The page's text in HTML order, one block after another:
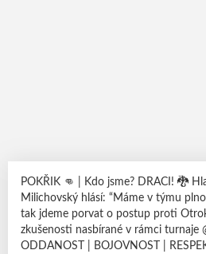
POKŘIK 👊 | Kdo jsme? DRACI! 🐉 Hlavní trenér Honza
Milichovský hlásí: “Máme v týmu
tak jdeme porvat o postup proti
zkušenosti nasbírané v rámci turnaje
ODDANOST | BOJOVNOST | RESPEKT |